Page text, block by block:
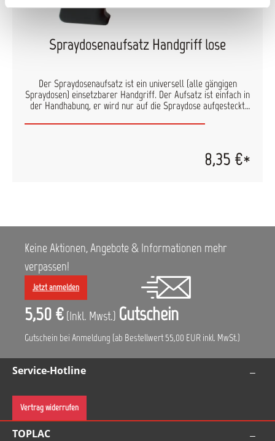
Spraydosenaufsatz Handgriff lose
Der Spraydosenaufsatz ist ein universell (alle gängigen
Spraydosen) einsetzbarer Handgriff. Der Aufsatz ist einfach in
der Handhabung, er wird nur auf die Spraydose aufgesteckt
werden. Die Vorteile im Überblick: die Sprühhilfe erleichtert
liegt sehr gut in der Hand und gibt dadurch Sicherheit beim
Lackieren Produkt ist aus Kunststoff und "Made in Germany"
8,35 €*
Keine Aktionen, Angebote & Informationen mehr
verpassen!
Jetzt anmelden
5,50 € (Inkl. Mwst.) Gutschein
Gutschein bei Anmeldung (ab Bestellwert 55,00 EUR inkl. MwSt.)
Service-Hotline
Vertrag widerrufen
TOPLAC